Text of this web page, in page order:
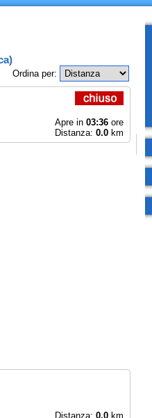
)
Ordina per:
Apre in 03:36ore
Distanza: 0.0km
Distanza: 0.0km